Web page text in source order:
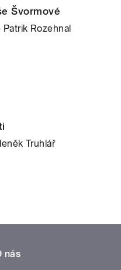
Švormové
Rozehnal
Truhlář
nás